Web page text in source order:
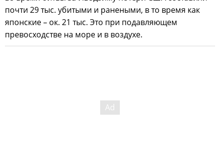
почти 29 тыс. убитыми и ранеными, в то время как
японские – ок. 21 тыс. Это при подавляющем
превосходстве на море и в воздухе.